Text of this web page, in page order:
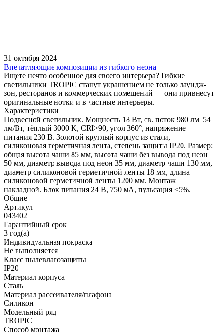
31 октября 2024
Впечатляющие композиции из гибкого неона
Ищете нечто особенное для своего интерьера? Гибкие
светильники TROPIC станут украшением не только лаундж-
зон, ресторанов и коммерческих помещений — они привнесут
оригинальные нотки и в частные интерьеры.
Характеристики
Подвесной светильник. Мощность 18 Вт, св. поток 980 лм, 54
лм/Вт, тёплый 3000 K, CRI>90, угол 360°, напряжение
питания 230 В. Золотой круглый корпус из стали,
силиконовая герметичная лента, степень защиты IP20. Размер:
общая высота чаши 85 мм, высота чаши без вывода под неон
50 мм, диаметр вывода под неон 35 мм, диаметр чаши 130 мм,
диаметр силиконовой герметичной ленты 18 мм, длина
силиконовой герметичной ленты 1200 мм. Монтаж
накладной. Блок питания 24 В, 750 мА, пульсация <5%.
Общие
Артикул
043402
Гарантийный срок
3 год(а)
Индивидуальная покраска
Не выполняется
Класс пылевлагозащиты
IP20
Материал корпуса
Сталь
Материал рассеивателя/плафона
Силикон
Модельный ряд
TROPIC
Способ монтажа